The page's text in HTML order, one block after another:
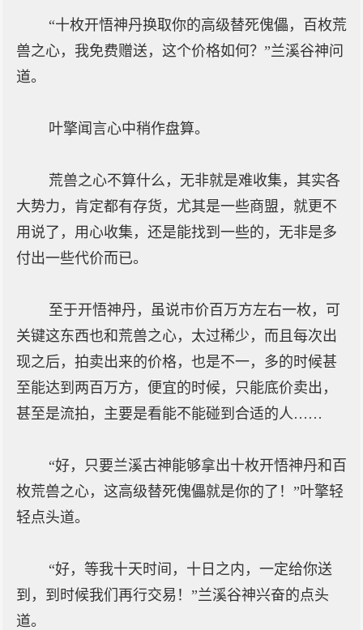
“十枚开悟神丹换取你的高级替死傀儡，百枚荒
兽之心，我免费赠送，这个价格如何？”兰溪谷神问
道。
叶擎闻言心中稍作盘算。
荒兽之心不算什么，无非就是难收集，其实各
大势力，肯定都有存货，尤其是一些商盟，就更不
用说了，用心收集，还是能找到一些的，无非是多
付出一些代价而已。
至于开悟神丹，虽说市价百万方左右一枚，可
关键这东西也和荒兽之心，太过稀少，而且每次出
现之后，拍卖出来的价格，也是不一，多的时候甚
至能达到两百万方，便宜的时候，只能底价卖出，
甚至是流拍，主要是看能不能碰到合适的人……
“好，只要兰溪古神能够拿出十枚开悟神丹和百
枚荒兽之心，这高级替死傀儡就是你的了！”叶擎轻
轻点头道。
“好，等我十天时间，十日之内，一定给你送
到，到时候我们再行交易！”兰溪谷神兴奋的点头
道。